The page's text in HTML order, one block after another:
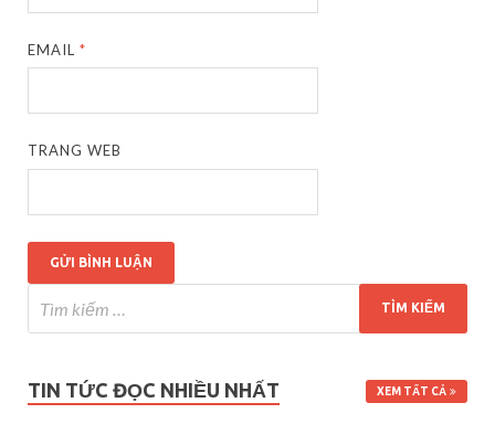
EMAIL*
TRANG WEB
TIN TỨC ĐỌC NHIỀU NHẤT XEM TẤT CẢ